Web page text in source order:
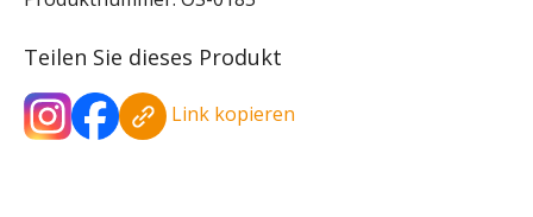
Teilen Sie dieses Produkt
Link kopieren